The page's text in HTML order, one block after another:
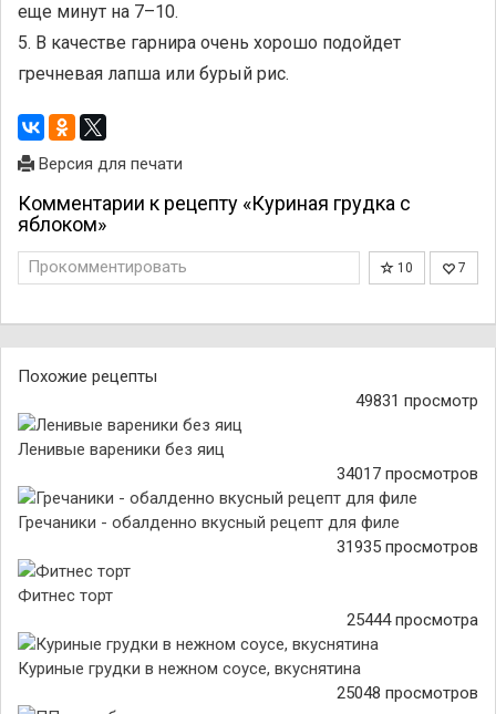
еще минут на 7–10.
5. В качестве гарнира очень хорошо подойдет
гречневая лапша или бурый рис.
Версия для печати
Комментарии к рецепту «Куриная грудка с
яблоком»
10 7
Прокомментировать
Похожие рецепты
49831 просмотр
Ленивые вареники без яиц
34017 просмотров
Гречаники - обалденно вкусный рецепт для филе
31935 просмотров
Фитнес торт
25444 просмотра
Куриные грудки в нежном соусе, вкуснятина
25048 просмотров